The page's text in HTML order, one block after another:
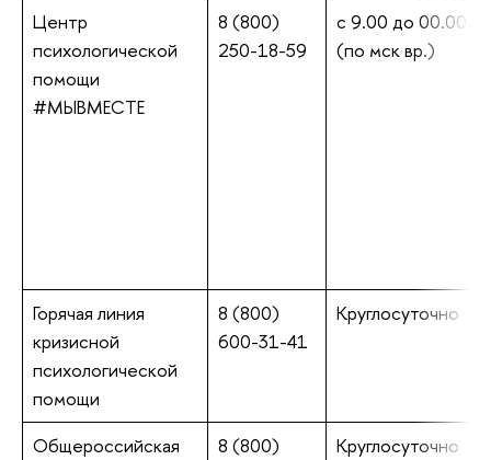
Центр
психологической
помощи
#МЫВМЕСТЕ
8 (800)
250-18-59
с 9.00 до 00.00
(по мск вр.)
Горячая линия
кризисной
психологической
помощи
8 (800)
600-31-41
Круглосуточно
Общероссийская
8 (800)
Круглосуточно